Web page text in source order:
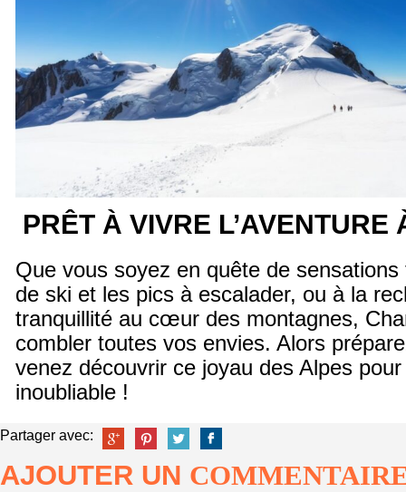
PRÊT À VIVRE L’AVENTURE
Que vous soyez en quête de
de ski et les pics à escalader, ou à la
tranquillité au cœur des montagnes,
combler toutes vos envies. Alors
venez découvrir ce joyau des Alpes
inoubliable !
Partager avec:
AJOUTER UN